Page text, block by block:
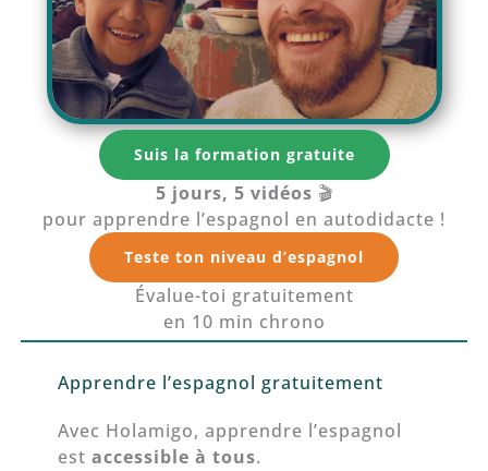
Suis la formation gratuite
5 jours, 5 vidéos 🎬
pour apprendre l’espagnol en autodidacte !
Teste ton niveau d’espagnol
Évalue-toi gratuitement
en 10 min chrono
Apprendre l’espagnol gratuitement
Avec Holamigo, apprendre l’espagnol
estaccessible à tous.